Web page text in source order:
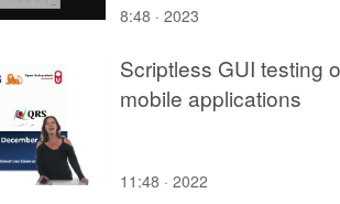
8:48 · 2023
Scriptless GUI testing
mobile applications
11:48 · 2022